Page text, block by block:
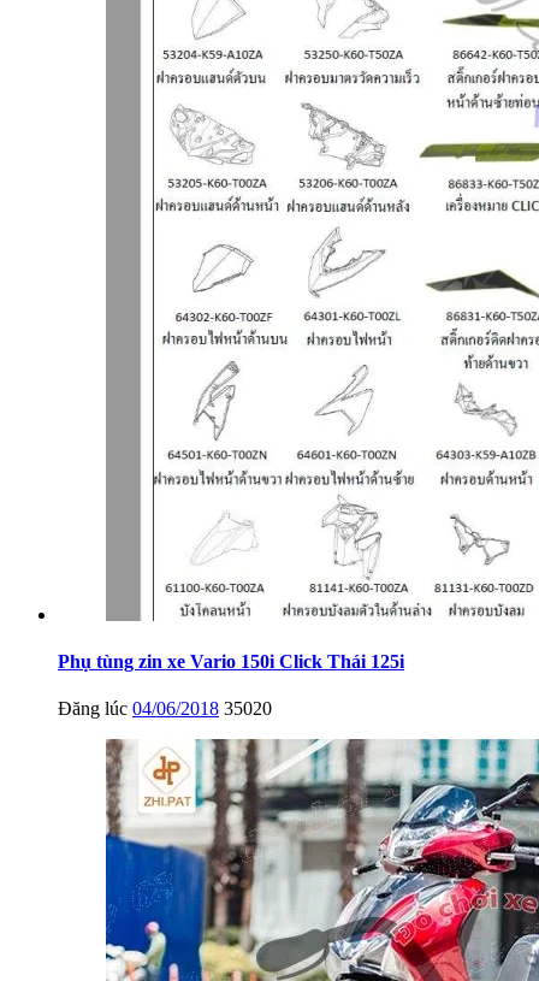
Phụ tùng zin xe Vario 150i Click Thái 125i
Đăng lúc 04/06/2018 35020